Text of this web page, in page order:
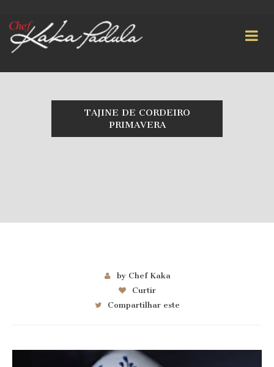
TAJINE DE CORDEIRO
PRIMAVERA
by Chef Kaka
Curtir
Compartilhar este